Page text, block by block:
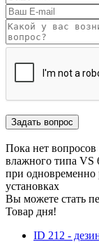
Пока нет
влажного типа VS
при одновременно
установках
Вы можете стать
Товар дня!
ID 212 -